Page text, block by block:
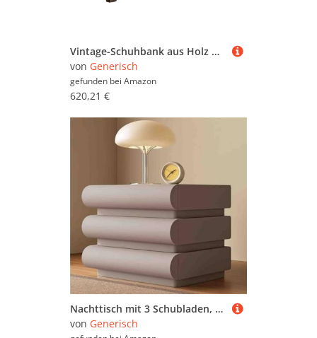
Vintage-Schuhbank aus Holz mit weichem Kissen, stilvoller Aufbewahrungs-Organizer und Nachttisch-Sitz, Retro-Schnallen-Design für Flur und Schlafzimmer
von Generisch
gefunden bei Amazon
620,21 €
Nachttisch mit 3 Schubladen, kompakter und stabiler Nachttisch für kleine Räume, schlichtes Design für Schlafzimmer oder Wohnzimmer
von Generisch